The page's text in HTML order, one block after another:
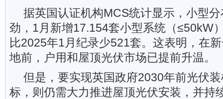
据英国认证机构MCS统计显示，小型
劲，1月新增17.154套小型系统（≤50kW
比2025年1月纪录少521套。这表明，在
地前，户用和屋顶光伏市场已提前升温。
但是，要实现英国政府2030年前光伏
标，则仍需大力推进屋顶光伏安装，并持